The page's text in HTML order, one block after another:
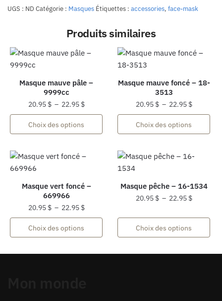
UGS : ND Catégorie : Masques Étiquettes : accessories, face-mask
Produits similaires
Masque mauve pâle –
9999cc
20.95 $ – 22.95 $Plage
de
20.95 $
22.95 $
Choix des options
produit
plusieurs
options
peuvent
être
choisies
sur
la
Masque mauve foncé – 18-
3513
20.95 $ – 22.95 $Plage
de
20.95 $
22.95 $
Choix des options
produit
plusieurs
être
choisies
sur
la
Masque vert foncé –
669966
20.95 $ – 22.95 $Plage
de
20.95 $
Choix des options
produit
Masque pêche – 16-1534
20.95 $ – 22.95 $Plage
prix :
22.95 $
Choix des options
produit
a